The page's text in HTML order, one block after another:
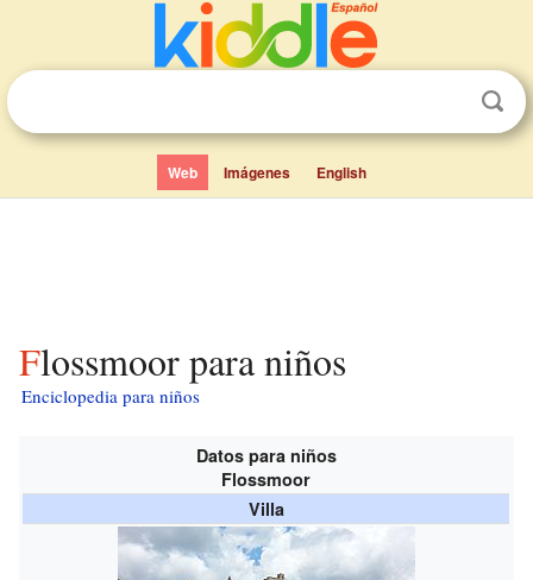
Web Imágenes English
Flossmoor para niños
Enciclopedia para niños
Datos para niños
Flossmoor
Villa